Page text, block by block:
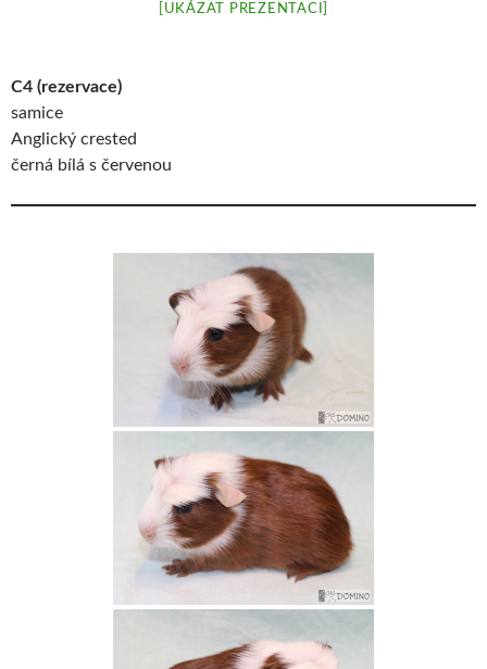
[UKÁZAT PREZENTACI]
C4 (rezervace)
samice
Anglický crested
černá bílá s červenou